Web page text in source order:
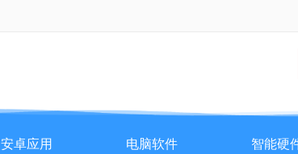
安卓应用 电脑软件 智能硬